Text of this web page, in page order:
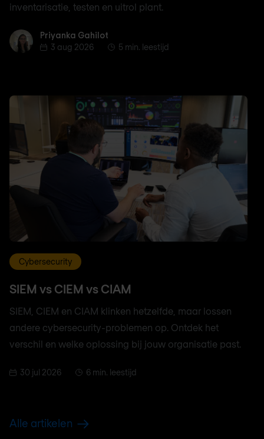
inventarisatie, testen en uitrol plant.
Priyanka Gahilot
Priyanka Gahilot
3 aug 2026
5 min. leestijd
Cybersecurity
SIEM vs CIEM vs CIAM
SIEM, CIEM en CIAM klinken hetzelfde, maar lossen
andere cybersecurity-problemen op. Ontdek het
verschil en welke oplossing bij jouw organisatie past.
30 jul 2026 6 min. leestijd
Alle artikelen